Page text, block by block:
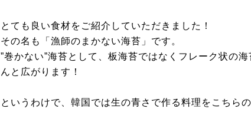
とても良い食材をご紹介していただきました！
その名も「漁師のまかない海苔」です。
”巻かない”海苔として、板海苔ではなくフレーク状の
んと広がります！
というわけで、韓国では生の青さで作る料理をこちら